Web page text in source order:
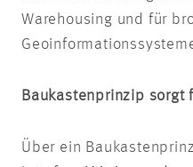
Warehousing und für
Baukastenprinzip sorgt
Über ein